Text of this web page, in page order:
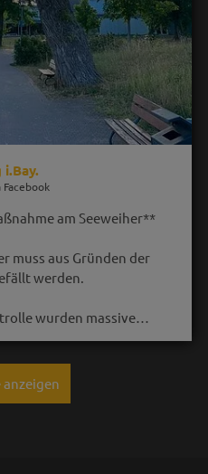
am Seeweiher**
muss aus Gründen der
werden.
wurden massive…